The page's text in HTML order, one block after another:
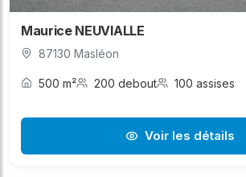
Maurice NEUVIALLE
87130 Masléon
500 m² 200 debout 100 assises
Voir les détails